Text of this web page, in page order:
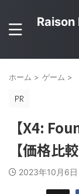
Raison
ホーム > ゲーム >
【X4:
【価格比較
2023年10月6日